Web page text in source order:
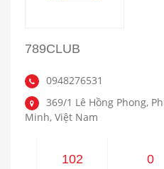
789CLUB
0948276531
369/1 Lê Hồng Phong,
Minh, Việt Nam
102 0